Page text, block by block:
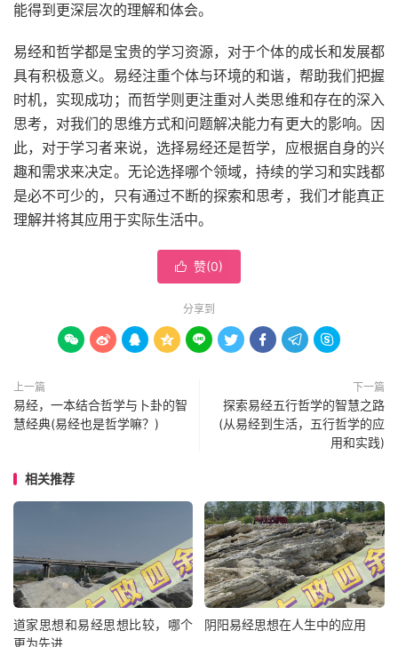
能得到更深层次的理解和体会。
易经和哲学都是宝贵的学习资源，对于个体的成长和发展都
具有积极意义。易经注重个体与环境的和谐，帮助我们把握
时机，实现成功；而哲学则更注重对人类思维和存在的深入
思考，对我们的思维方式和问题解决能力有更大的影响。因
此，对于学习者来说，选择易经还是哲学，应根据自身的兴
趣和需求来决定。无论选择哪个领域，持续的学习和实践都
是必不可少的，只有通过不断的探索和思考，我们才能真正
理解并将其应用于实际生活中。
 赞(0)
分享到
        
上一篇
易经，一本结合哲学与卜卦的智
慧经典(易经也是哲学嘛？)
下一篇
探索易经五行哲学的智慧之路
(从易经到生活，五行哲学的应
用和实践)
相关推荐
道家思想和易经思想比较，哪个
更为先进
阴阳易经思想在人生中的应用